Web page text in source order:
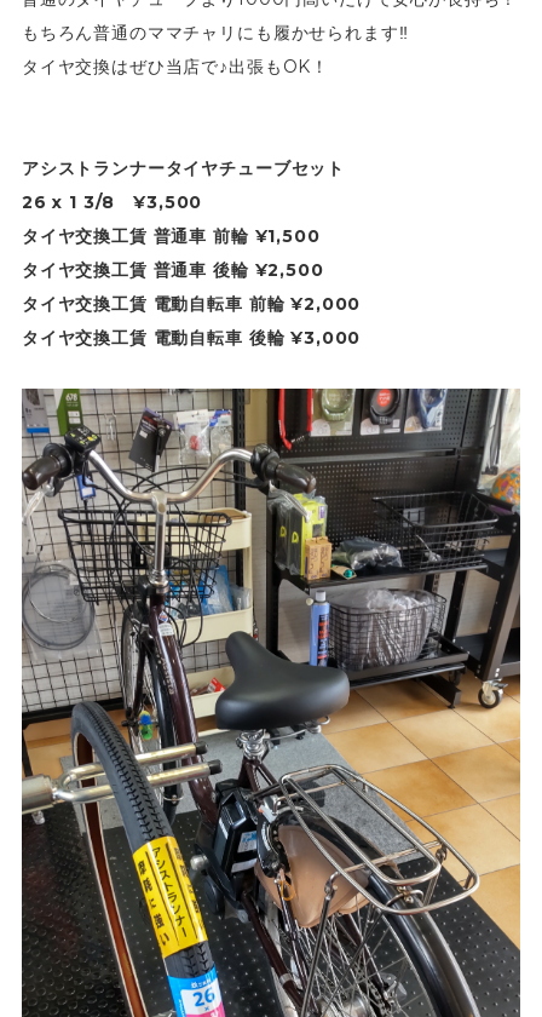
もちろん普通のママチャリにも履かせられます‼
タイヤ交換はぜひ当店で♪出張もOK！
アシストランナータイヤチューブセット
26 x 1 3/8 ¥3,500
タイヤ交換工賃 普通車 前輪 ¥1,500
タイヤ交換工賃 普通車 後輪 ¥2,500
タイヤ交換工賃 電動自転車 前輪 ¥2,000
タイヤ交換工賃 電動自転車 後輪 ¥3,000